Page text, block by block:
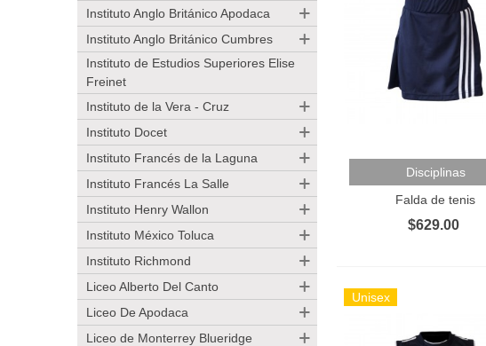
Instituto Anglo Británico Apodaca
Instituto Anglo Británico Cumbres
Instituto de Estudios Superiores Elise
Freinet
Instituto de la Vera - Cruz
Instituto Docet
Instituto Francés de la Laguna
Instituto Francés La Salle
Instituto Henry Wallon
Instituto México Toluca
Instituto Richmond
Liceo Alberto Del Canto
Liceo De Apodaca
Liceo de Monterrey Blueridge
Añadir Al Carrito
Disciplinas
Falda de tenis
$629.00
Unisex